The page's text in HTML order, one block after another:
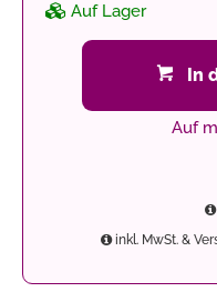
Auf Lager
In
Auf
inkl. MwSt. &